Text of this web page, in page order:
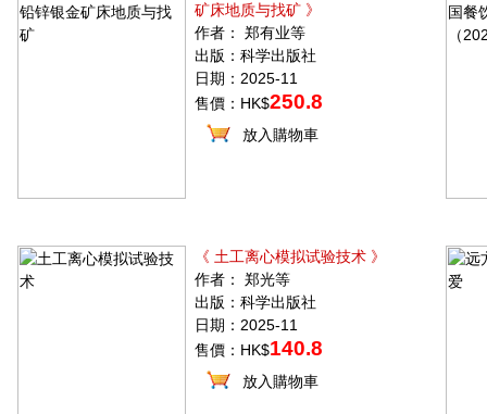
矿床地质与找矿 》
作者： 郑有业等
出版：科学出版社
日期：2025-11
售價：HK$250.8
放入購物車
《 土工离心模拟试验技术 》
作者： 郑光等
出版：科学出版社
日期：2025-11
售價：HK$140.8
放入購物車